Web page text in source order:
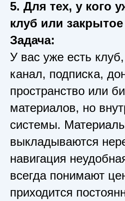
5. Для тех, у кого
клуб или
Задача:
У вас уже есть
канал, подписка,
пространство или
материалов, но
системы.
выкладываются
навигация
всегда понимают
приходится